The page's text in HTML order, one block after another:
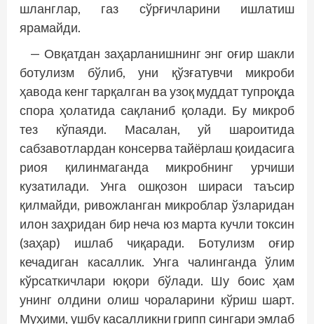
шланглар, газ сўрғичларини ишлатиш
ярамайди.
— Овқатдан заҳарланишнинг энг оғир шакли
ботулизм бўлиб, уни қўзғатувчи микроби
ҳавода кенг тарқалган ва узоқ муддат тупроқда
спора ҳолатида сақланиб қолади. Бу микроб
тез кўпаяди. Масалан, уй шароитида
сабзавотлардан консерва тайёрлаш қоидасига
риоя қилинмаганда микробнинг урчиши
кузатилади. Унга ошқозон шираси таъсир
қилмайди, ривожланган микроблар ўзларидан
илон заҳридан бир неча юз марта кучли токсин
(заҳар) ишлаб чиқаради. Ботулизм оғир
кечадиган касаллик. Унга чалинганда ўлим
кўрсаткичлари юқори бўлади. Шу боис ҳам
унинг олдини олиш чораларини кўриш шарт.
Муҳими, ушбу касалликни грипп сингари эмлаб